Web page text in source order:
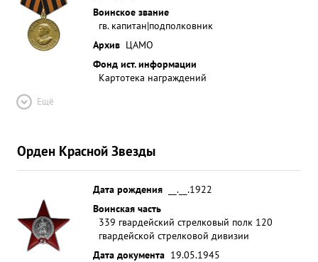
Воинское звание
гв. капитан|подполковник
Архив ЦАМО
Фонд ист. информации
Картотека награждений
Ещё
Орден Красной Звезды
Дата рождения
__.__.1922
Воинская часть
339 гвардейский стрелковый полк 120
гвардейской стрелковой дивизии
Дата документа 19.05.1945